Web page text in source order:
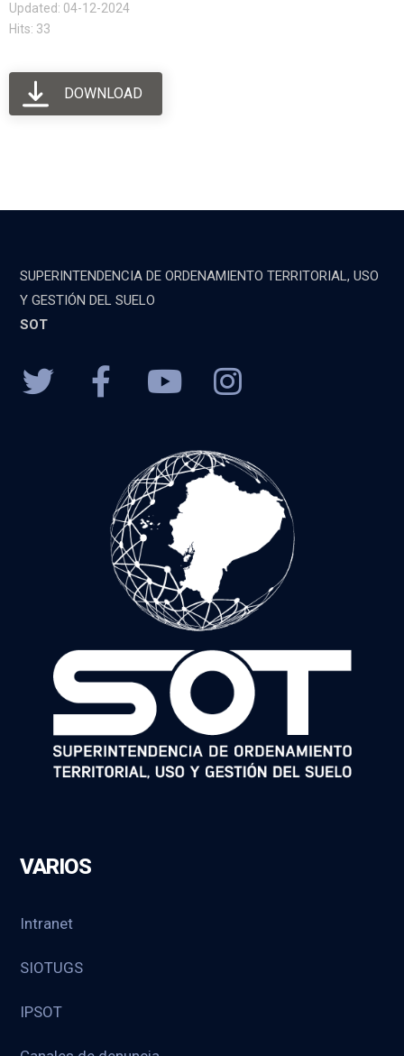
Updated: 04-12-2024
Hits: 33
DOWNLOAD
SUPERINTENDENCIA DE ORDENAMIENTO TERRITORIAL, USO
Y GESTIÓN DEL SUELO
SOT
VARIOS
Intranet
SIOTUGS
IPSOT